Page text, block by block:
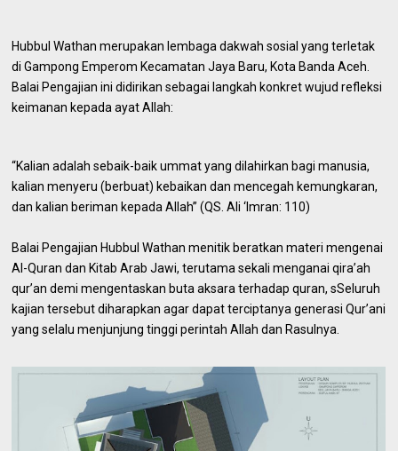
Hubbul Wathan merupakan lembaga dakwah sosial yang terletak
di Gampong Emperom Kecamatan Jaya Baru, Kota Banda Aceh.
Balai Pengajian ini didirikan sebagai langkah konkret wujud refleksi
keimanan kepada ayat Allah:
“Kalian adalah sebaik-baik ummat yang dilahirkan bagi manusia,
kalian menyeru (berbuat) kebaikan dan mencegah kemungkaran,
dan kalian beriman kepada Allah” (QS. Ali ‘Imran: 110)
Balai Pengajian Hubbul Wathan menitik beratkan materi mengenai
Al-Quran dan Kitab Arab Jawi, terutama sekali menganai qira’ah
qur’an demi mengentaskan buta aksara terhadap quran, sSeluruh
kajian tersebut diharapkan agar dapat terciptanya generasi Qur’ani
yang selalu menjunjung tinggi perintah Allah dan Rasulnya.